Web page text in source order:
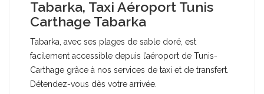
Tabarka, Taxi Aéroport Tunis
Carthage Tabarka
Tabarka, avec ses plages de sable doré, est
facilement accessible depuis l’aéroport de Tunis-
Carthage grâce à nos services de taxi et de transfert.
Détendez-vous dès votre arrivée.